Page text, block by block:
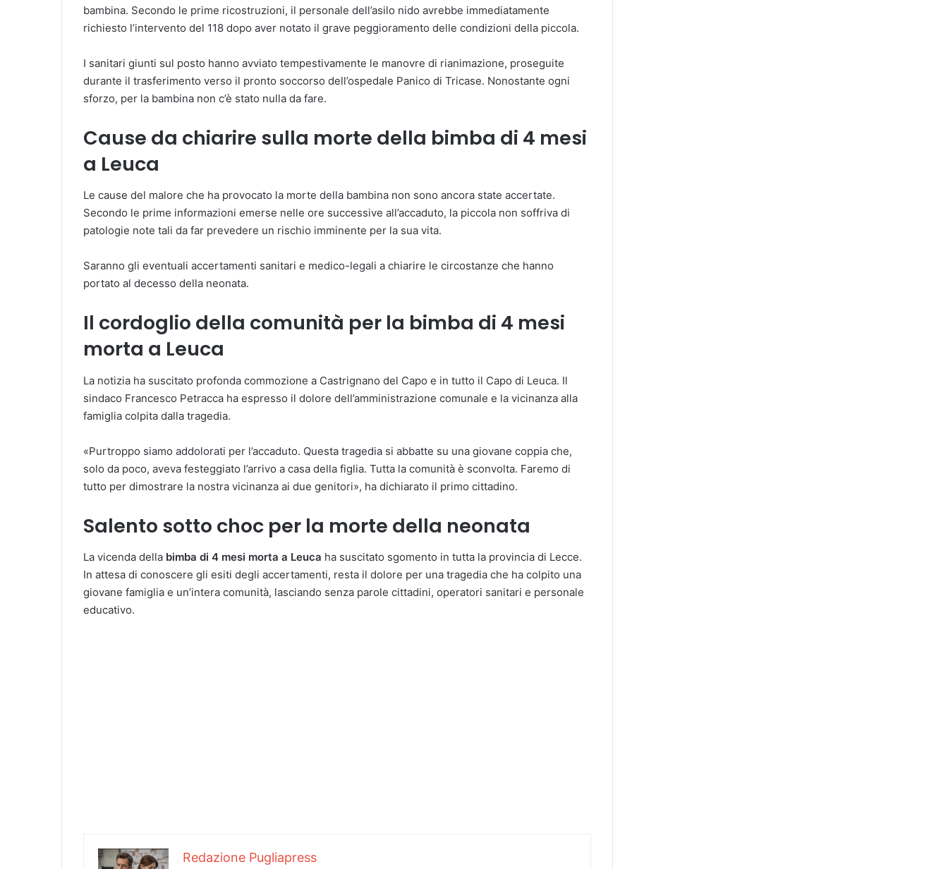
bambina. Secondo le prime ricostruzioni, il personale dell’asilo nido avrebbe immediatamente
richiesto l’intervento del 118 dopo aver notato il grave peggioramento delle condizioni della piccola.
I sanitari giunti sul posto hanno avviato tempestivamente le manovre di rianimazione, proseguite
durante il trasferimento verso il pronto soccorso dell’ospedale Panico di Tricase. Nonostante ogni
sforzo, per la bambina non c’è stato nulla da fare.
Cause da chiarire sulla morte della bimba di 4 mesi
a Leuca
Le cause del malore che ha provocato la morte della bambina non sono ancora state accertate.
Secondo le prime informazioni emerse nelle ore successive all’accaduto, la piccola non soffriva di
patologie note tali da far prevedere un rischio imminente per la sua vita.
Saranno gli eventuali accertamenti sanitari e medico-legali a chiarire le circostanze che hanno
portato al decesso della neonata.
Il cordoglio della comunità per la bimba di 4 mesi
morta a Leuca
La notizia ha suscitato profonda commozione a Castrignano del Capo e in tutto il Capo di Leuca. Il
sindaco Francesco Petracca ha espresso il dolore dell’amministrazione comunale e la vicinanza alla
famiglia colpita dalla tragedia.
«Purtroppo siamo addolorati per l’accaduto. Questa tragedia si abbatte su una giovane coppia che,
solo da poco, aveva festeggiato l’arrivo a casa della figlia. Tutta la comunità è sconvolta. Faremo di
tutto per dimostrare la nostra vicinanza ai due genitori», ha dichiarato il primo cittadino.
Salento sotto choc per la morte della neonata
La vicenda della bimba di 4 mesi morta a Leuca ha suscitato sgomento in tutta la provincia di Lecce.
In attesa di conoscere gli esiti degli accertamenti, resta il dolore per una tragedia che ha colpito una
giovane famiglia e un’intera comunità, lasciando senza parole cittadini, operatori sanitari e personale
educativo.
Redazione Pugliapress